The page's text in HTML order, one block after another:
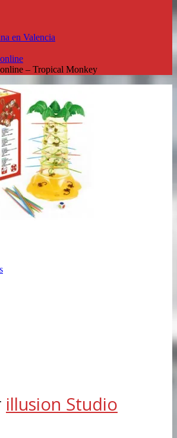
en Valencia
online – Tropical Monkey
illusion Studio